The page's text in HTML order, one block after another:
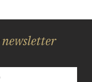
newsletter